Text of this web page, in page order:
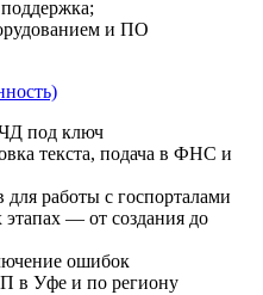
и ПО
под ключ
текста, подача в ФНС и
работы с госпорталами
этапах — от создания до
ошибок
в Уфе и по региону